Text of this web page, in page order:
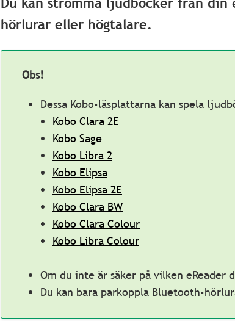
Du kan strömma ljudböcker från
hörlurar eller högtalare.
Obs!
Dessa Kobo-läsplattarna kan spela
Kobo Clara 2E
Kobo Sage
Kobo Libra 2
Kobo Elipsa
Kobo Elipsa 2E
Kobo Clara BW
Kobo Clara Colour
Kobo Libra Colour
Om du inte är säker på vilken eReader
Du kan bara parkoppla Bluetooth-